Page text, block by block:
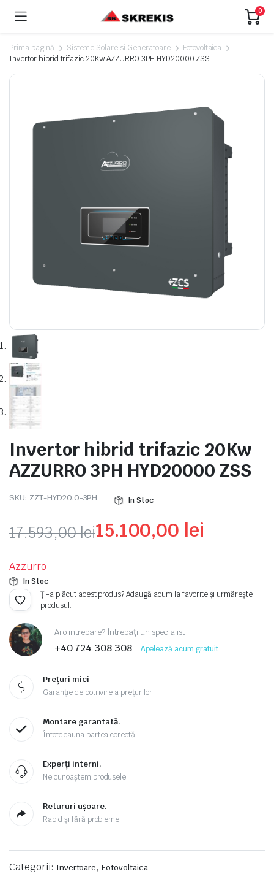
0
Prima pagină Sisteme Solare si Generatoare
Fotovoltaica
Invertor hibrid trifazic 20Kw AZZURRO 3PH HYD20000 ZSS
Invertor hibrid trifazic 20Kw
AZZURRO 3PH HYD20000 ZSS
SKU: ZZT-HYD20.0-3PH In Stoc
17.593,00lei
inițial
a
fost:
17.593,00 lei.
15.100,00 lei
curent
este:
15.100,00 lei.
Azzurro
In Stoc
Ți-a plăcut acest produs? Adaugă acum la favorite și urmărește
produsul.
Ai o intrebare? Întrebați un specialist
+40 724 308 308 Apelează acum gratuit
Prețuri mici
Garanție de potrivire a prețurilor
Montare garantată.
Întotdeauna partea corectă
Experți interni.
Ne cunoaștem produsele
Retururi ușoare.
Rapid și fără probleme
Categorii: Invertoare,Fotovoltaica